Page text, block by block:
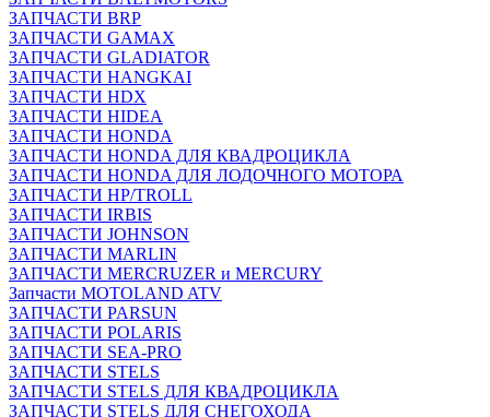
ЗАПЧАСТИ BRP
ЗАПЧАСТИ GAMAX
ЗАПЧАСТИ GLADIATOR
ЗАПЧАСТИ HANGKAI
ЗАПЧАСТИ HDX
ЗАПЧАСТИ HIDEA
ЗАПЧАСТИ HONDA
ЗАПЧАСТИ HONDA ДЛЯ КВАДРОЦИКЛА
ЗАПЧАСТИ HONDA ДЛЯ ЛОДОЧНОГО МОТОРА
ЗАПЧАСТИ HP/TROLL
ЗАПЧАСТИ IRBIS
ЗАПЧАСТИ JOHNSON
ЗАПЧАСТИ MARLIN
ЗАПЧАСТИ MERCRUZER и MERCURY
Запчасти MOTOLAND ATV
ЗАПЧАСТИ PARSUN
ЗАПЧАСТИ POLARIS
ЗАПЧАСТИ SEA-PRO
ЗАПЧАСТИ STELS
ЗАПЧАСТИ STELS ДЛЯ КВАДРОЦИКЛА
ЗАПЧАСТИ STELS ДЛЯ СНЕГОХОДА